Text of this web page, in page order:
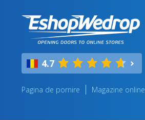
4.7
Pagina de pornire Magazine online